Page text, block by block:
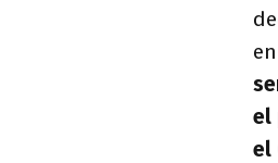
el
el